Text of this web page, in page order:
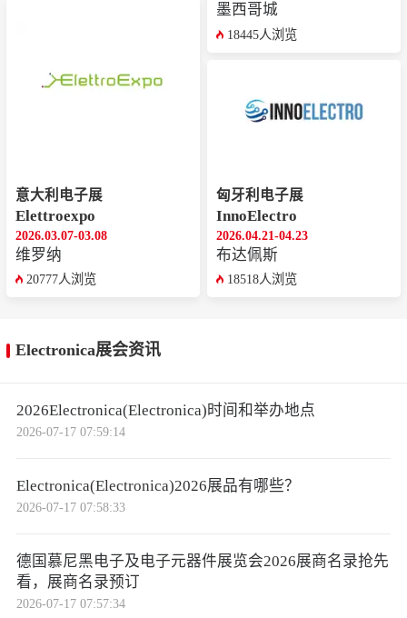
意大利电子展
Elettroexpo
2026.03.07-03.08
维罗纳
20777人浏览
墨西哥城
18445人浏览
匈牙利电子展
InnoElectro
2026.04.21-04.23
布达佩斯
18518人浏览
Electronica展会资讯
2026Electronica(Electronica)时间和举办地点
2026-07-17 07:59:14
Electronica(Electronica)2026展品有哪些？
2026-07-17 07:58:33
德国慕尼黑电子及电子元器件展览会2026展商名录抢先
看，展商名录预订
2026-07-17 07:57:34